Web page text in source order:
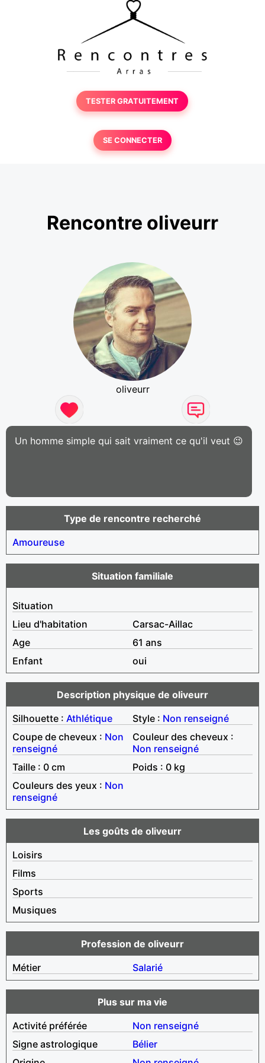
TESTER GRATUITEMENT
SE CONNECTER
Rencontre oliveurr
oliveurr
Un homme simple qui sait vraiment ce qu'il veut 😉
Type de rencontre recherché
Amoureuse
Situation familiale
Situation
Lieu d'habitation
Carsac-Aillac
Age
61 ans
Enfant
oui
Description physique de oliveurr
Silhouette : Athlétique Style : Non renseigné
Coupe de cheveux : Non
renseigné
Couleur des cheveux :
Non renseigné
Taille : 0 cm
Poids : 0 kg
Couleurs des yeux : Non
renseigné
Les goûts de oliveurr
Loisirs
Films
Sports
Musiques
Profession de oliveurr
Métier
Salarié
Plus sur ma vie
Activité préférée
Non renseigné
Signe astrologique
Bélier